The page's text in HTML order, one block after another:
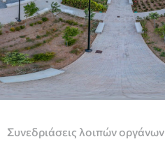
Συνεδριάσεις λοιπών οργάνων